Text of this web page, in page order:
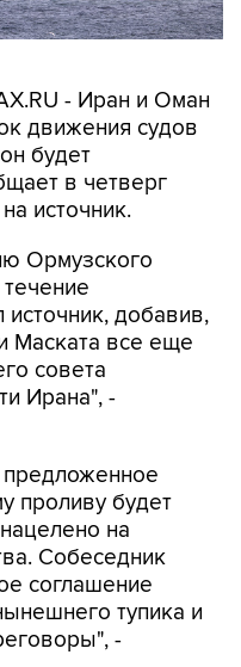
- Иран и Оман
движения судов
будет
в четверг
источник.
Ормузского
добавив,
Маската все еще
совета
Ирана", -
проливу будет
на
Собеседник
соглашение
тупика и
-